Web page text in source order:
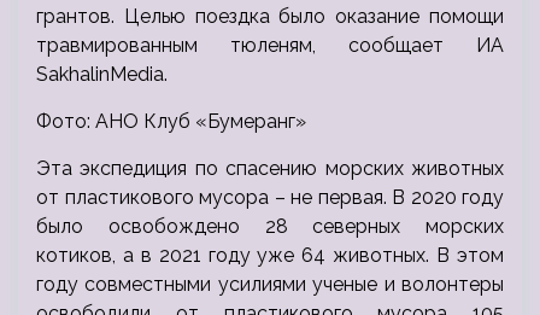
грантов. Целью поездка было оказание помощи
травмированным тюленям, сообщает ИА
SakhalinMedia.
Фото: АНО Клуб «Бумеранг»
Эта экспедиция по спасению морских животных
от пластикового мусора – не первая. В 2020 году
было освобождено 28 северных морских
котиков, а в 2021 году уже 64 животных. В этом
году совместными усилиями ученые и волонтеры